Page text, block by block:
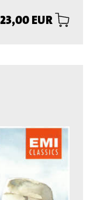
23,00 EUR